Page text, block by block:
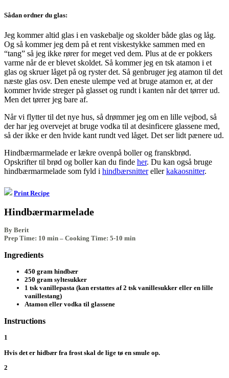
Sådan ordner du glas:
Jeg kommer altid glas i en vaskebalje og skolder både glas og låg.
Og så kommer jeg dem på et rent viskestykke sammen med en
“tang” så jeg ikke rører for meget ved dem. Plus at de er pokkers
varme når de er blevet skoldet. Så kommer jeg en tsk atamon i et
glas og skruer låget på og ryster det. Så genbruger jeg atamon til det
næste glas osv. Den eneste ulempe ved at bruge atamon er, at der
kommer hvide streger på glasset og rundt i kanten når det tørrer ud.
Men det tørrer jeg bare af.
Når vi flytter til det nye hus, så drømmer jeg om en lille vejbod, så
der har jeg overvejet at bruge vodka til at desinficere glassene med,
så der ikke er den hvide kant rundt ved låget. Det ser lidt pænere ud.
Hindbærmarmelade er lækre ovenpå boller og franskbrød.
Opskrifter til brød og boller kan du finde her. Du kan også bruge
hindbærmarmelade som fyld i hindbærsnitterellerkakaosnitter.
Print Recipe
Hindbærmarmelade
By Berit
Prep Time: 10 min – Cooking Time: 5-10 min
Ingredients
450 gram hindbær
250 gram syltesukker
1 tsk vanillepasta (kan erstattes af 2 tsk vanillesukker eller en lille
vanillestang)
Atamon eller vodka til glassene
Instructions
1
Hvis det er hidbær fra frost skal de lige tø en smule op.
2